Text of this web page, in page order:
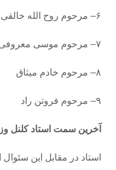
۶– مرحوم روح الله خالقی
۷– مرحوم موسی معروفی
۸– مرحوم خادم میثاق
۹– مرحوم فروتن راد
آخرین سمت استاد کلنل
استاد در مقابل این